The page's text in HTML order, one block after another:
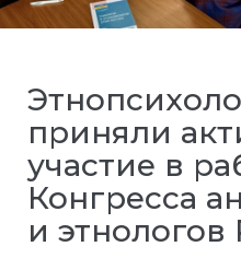
приняли
участие в
Конгресса
и этнологов